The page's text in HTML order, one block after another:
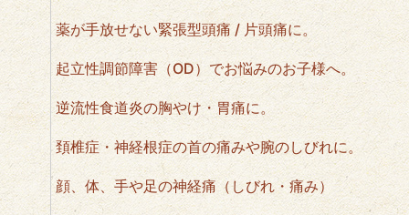
薬が手放せない緊張型頭痛 / 片頭痛に。
起立性調節障害（OD）でお悩みのお子様へ。
逆流性食道炎の胸やけ・胃痛に。
頚椎症・神経根症の首の痛みや腕のしびれに。
顔、体、手や足の神経痛（しびれ・痛み）